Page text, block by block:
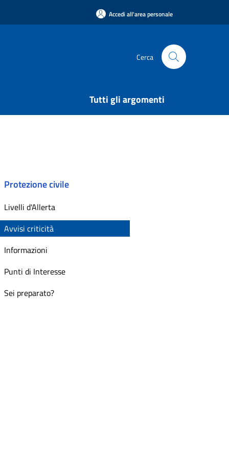
Accedi all'area personale
Cerca
Tutti gli argomenti
Protezione civile
Livelli d'Allerta
Avvisi criticità
Informazioni
Punti di Interesse
Sei preparato?